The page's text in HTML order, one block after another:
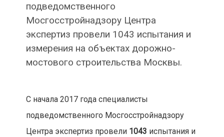
подведомственного
Мосгосстройнадзору Центра
экспертиз провели 1043 испытания и
измерения на объектах дорожно-
мостового строительства Москвы.
С начала 2017 года специалисты
подведомственного Мосгосстройнадзору
Центра экспертиз провели 1043 испытания и